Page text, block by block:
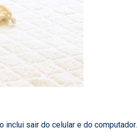
inclui sair do celular e do computador.